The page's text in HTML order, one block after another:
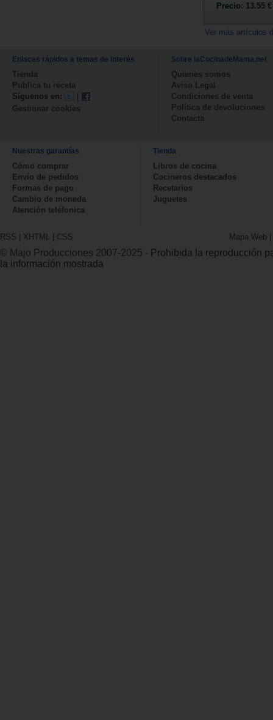
Precio: 13.55 €
Ver más artículos
Enlaces rápidos a temas de interés
Tienda
Publica tu receta
Síguenos en:
|
Gestionar cookies
Sobre laCocinadeMama.net
Quienes somos
Aviso Legal
Condiciones de venta
Política de devoluciones
Contacta
Nuestras garantías
Cómo comprar
Envío de pedidos
Formas de pago
Cambio de moneda
Atención teléfonica
Tienda
Libros de cocina
Cocineros destacados
Recetarios
Juguetes
RSS | XHTML | CSS Mapa Web |
© Majo Producciones 2007-2025 - Prohibida la reproducción
la información mostrada